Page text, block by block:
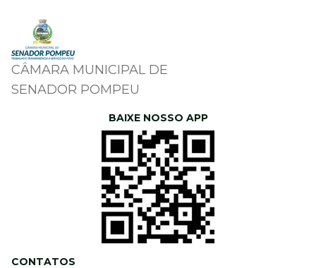
CÂMARA MUNICIPAL DE
SENADOR POMPEU
BAIXE NOSSO APP
CONTATOS